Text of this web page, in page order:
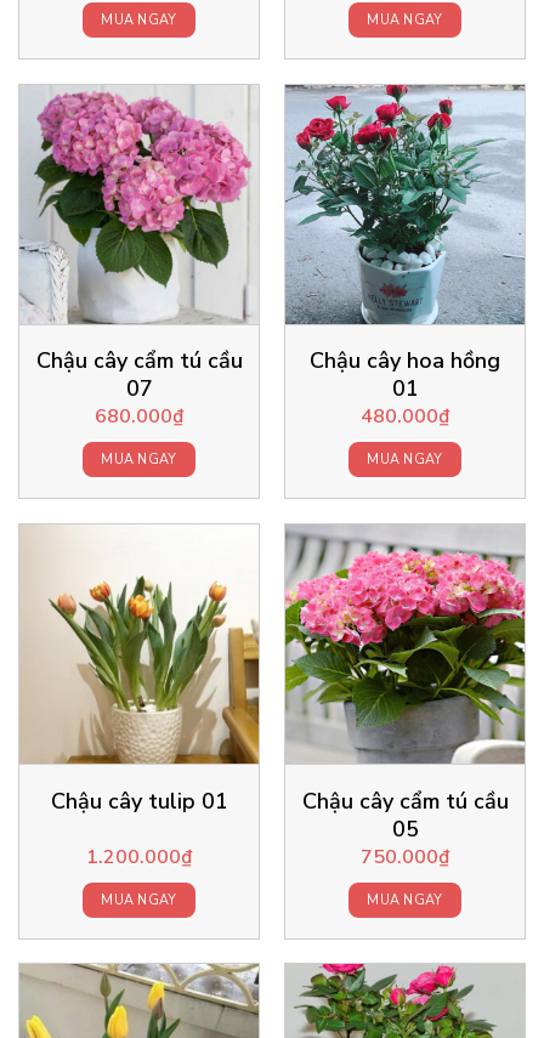
MUA NGAY MUA NGAY
Chậu cây cẩm tú cầu
07
680.000₫
MUA NGAY
Chậu cây hoa hồng
01
480.000₫
MUA NGAY
Chậu cây tulip 01
1.200.000₫
MUA NGAY
Chậu cây cẩm tú cầu
05
750.000₫
MUA NGAY